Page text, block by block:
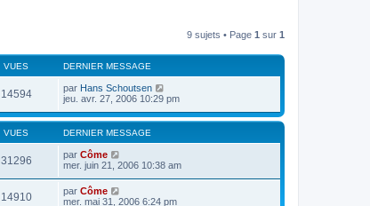
9 sujets • Page 1 sur 1
VUES DERNIER MESSAGE
14594 par Hans Schoutsen
jeu. avr. 27, 2006 10:29 pm
VUES DERNIER MESSAGE
31296 par Côme
mer. juin 21, 2006 10:38 am
14910 par Côme
mer. mai 31, 2006 6:24 pm